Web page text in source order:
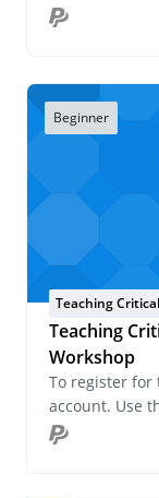
um sich
Wenn Sie
senden Sie
Beginner
Teaching
Teaching
Workshop
To register for
account. Use
an account. If
course or